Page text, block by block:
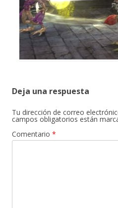
Deja una respuesta
Tu dirección de correo
campos obligatorios están
Comentario *